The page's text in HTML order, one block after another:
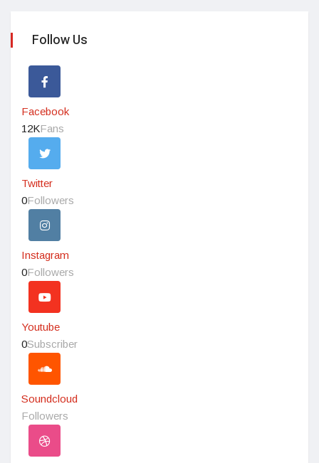
Follow Us
Facebook
12KFans
Twitter
0Followers
Instagram
0Followers
Youtube
0Subscriber
Soundcloud
Followers